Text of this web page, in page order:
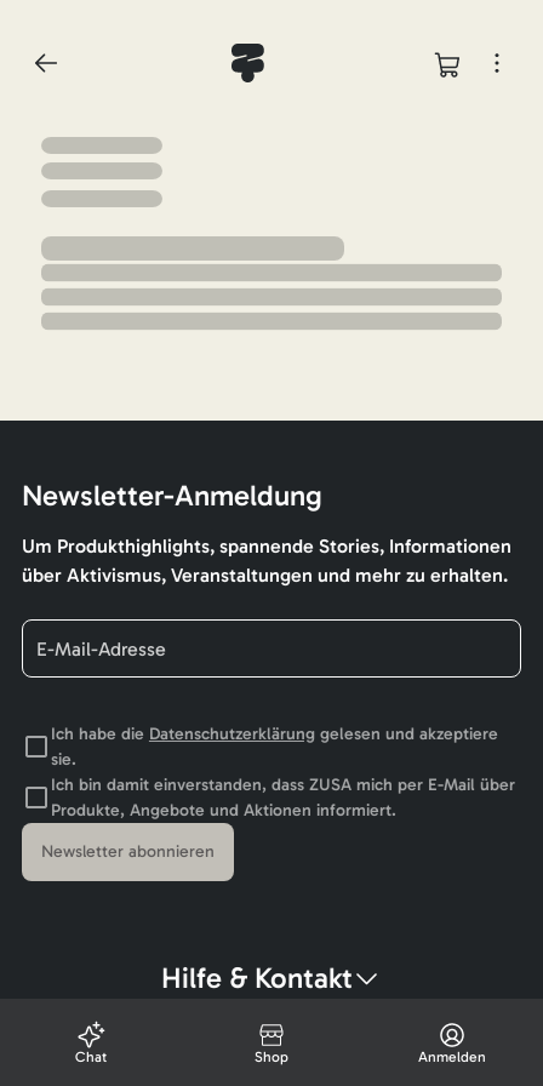
Newsletter-Anmeldung
Um Produkthighlights, spannende Stories, Informationen
über Aktivismus, Veranstaltungen und mehr zu erhalten.
Ich habe die Datenschutzerklärunggelesen und akzeptiere
sie.
Ich bin damit einverstanden, dass ZUSA mich per E-Mail über
Produkte, Angebote und Aktionen informiert.
Newsletter abonnieren
Hilfe & Kontakt
Chat Shop Anmelden